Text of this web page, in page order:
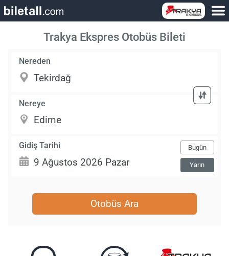
Trakya Ekspres Otobüs Bileti
Nereden
Nereye
Gidiş Tarihi Bugün
Yarın
Otobüs Ara